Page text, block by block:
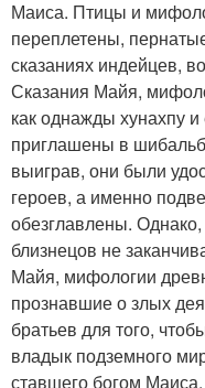
Маиса. Птицы и
переплетены,
сказаниях индейцев,
Сказания Майя,
как однажды хунахпу
приглашены в
выиграв, они были
героев, а именно
обезглавлены.
близнецов не
Майя, мифологии
прознавшие о злых
братьев для того,
владык подземного
ставшего богом Маиса.